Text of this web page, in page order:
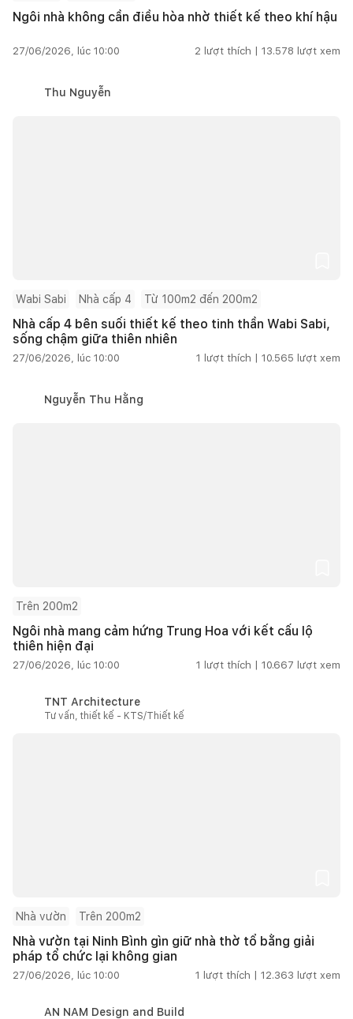
Ngôi nhà không cần điều hòa nhờ thiết kế theo khí hậu
27/06/2026, lúc 10:00 2 lượt thích | 13.578 lượt xem
Thu Nguyễn
Wabi Sabi Nhà cấp 4 Từ 100m2 đến 200m2
Nhà cấp 4 bên suối thiết kế theo tinh thần Wabi Sabi,
sống chậm giữa thiên nhiên
27/06/2026, lúc 10:00 1 lượt thích | 10.565 lượt xem
Nguyễn Thu Hằng
Trên 200m2
Ngôi nhà mang cảm hứng Trung Hoa với kết cấu lộ
thiên hiện đại
27/06/2026, lúc 10:00 1 lượt thích | 10.667 lượt xem
TNT Architecture
Tư vấn, thiết kế - KTS/Thiết kế
Nhà vườn Trên 200m2
Nhà vườn tại Ninh Bình gìn giữ nhà thờ tổ bằng giải
pháp tổ chức lại không gian
27/06/2026, lúc 10:00 1 lượt thích | 12.363 lượt xem
AN NAM Design and Build